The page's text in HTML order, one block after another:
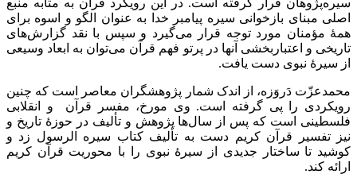
اصلی مبنای بازخوانی سیره پیامبر خدا به عنوان الگو و اسوه برای
همۀ مؤمنان مورد توجه قرار می‌گیرد و سپس با نقد گزارش‌های
تاریخی و اعتباربخشی آنها در پرتو فهم قرآن می‌توان به ابعاد وسیعی
از سیرۀ نبوی دست یافت.
محمدعزّت دَروَزه، از اندک شمار پژوهشگران معاصر است که چنین
رویکردی را پی گرفته است. وی مورخ، مفسر قرآن و انقلابی
فلسطینی است که پس از سال‌ها پژوهش و تألیف در حوزۀ تاریخ و
نیز تفسیر قرآن کریم دست به تألیف کتاب سیره الرسول زد و
کوشید تا ساختار جدیدی از سیرۀ نبوی را با محوریت قرآن کریم
ارائه کند.